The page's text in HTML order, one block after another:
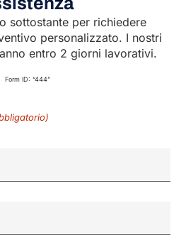
sottostante per richiedere
personalizzato. I nostri
entro 2 giorni lavorativi.
Form ID: “444”